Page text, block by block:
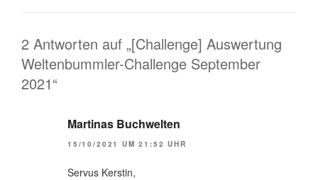
2 Antworten auf „[Challenge] Auswertung
Weltenbummler-Challenge September
2021“
Martinas Buchwelten
15/10/2021 UM 21:52 UHR
Servus Kerstin,